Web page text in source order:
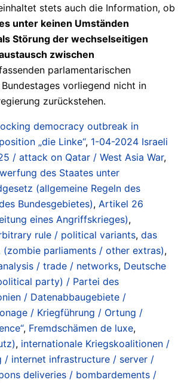
stets auch die Information, ob
unter keinen Umständen
Störung der wechselseitigen
zwischen
parlamentarischen
vorliegend nicht in
zurückstehen.
democracy outbreak in
„die Linke“, 1-04-2024 Israeli
/ attack on Qatar / West Asia War,
des Staates unter
(allgemeine Regeln des
Bundesgebietes), Artikel 26
eines Angriffskrieges),
rule / political variants, das
parliaments / other extras),
/ trade / networks, Deutsche
party) / Partei des
/ Datenabbaugebiete /
/ Kriegführung / Ortung /
, Fremdschämen de luxe,
, internationale Kriegskoalitionen /
/ internet infrastructure / server /
deliveries / bombardements /